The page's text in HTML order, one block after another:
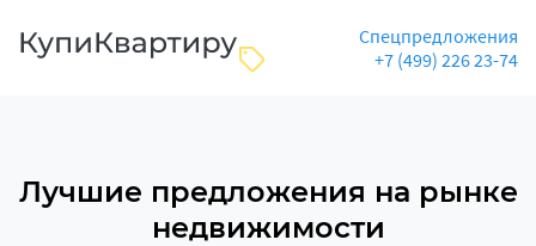
Спецпредложения
+7 (499) 226 23-74
Лучшие предложения на рынке
недвижимости